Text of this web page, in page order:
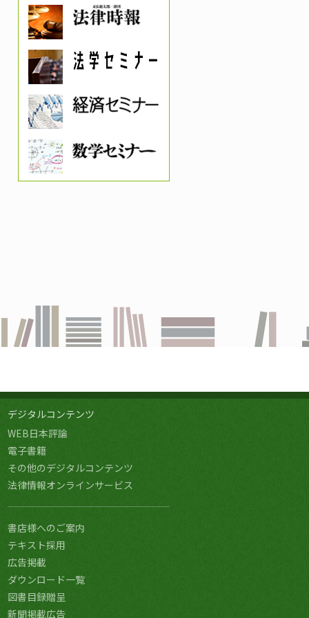
デジタルコンテンツ
WEB日本評論
電子書籍
その他のデジタルコンテンツ
法律情報オンラインサービス
書店様へのご案内
テキスト採用
広告掲載
ダウンロード一覧
図書目録贈呈
新聞掲載広告